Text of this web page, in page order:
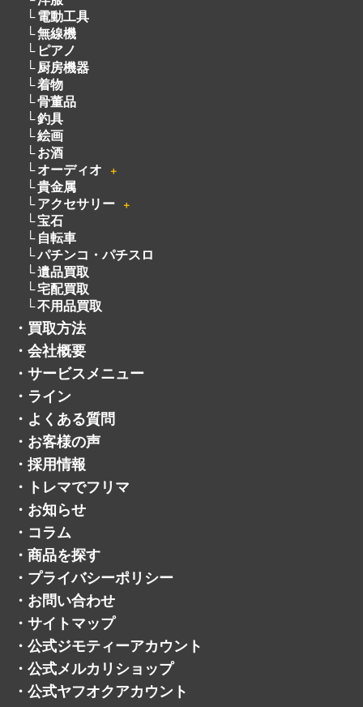
電動工具
無線機
ピアノ
厨房機器
着物
骨董品
釣具
絵画
お酒
オーディオ
＋
貴金属
アクセサリー
＋
宝石
自転車
パチンコ・パチスロ
遺品買取
宅配買取
不用品買取
・ 買取方法
・ 会社概要
・ サービスメニュー
・ ライン
・ よくある質問
・ お客様の声
・ 採用情報
・
トレマでフリマ
・ お知らせ
・ コラム
・ 商品を探す
・ プライバシーポリシー
・ お問い合わせ
・ サイトマップ
・ 公式ジモティーアカウント
・ 公式メルカリショップ
・ 公式ヤフオクアカウント